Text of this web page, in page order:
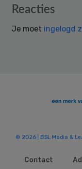
Reader
Reacties
Je moet ingelogd
© 2026 | BSL Media &
Contact